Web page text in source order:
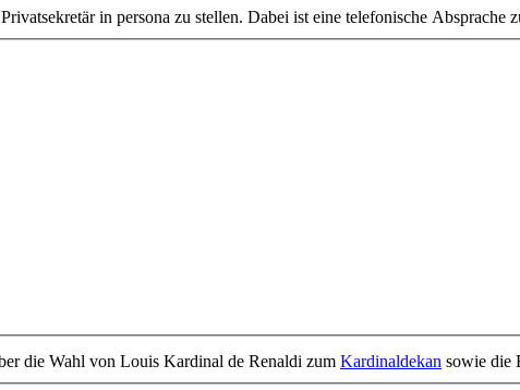
in persona zu stellen. Dabei ist eine telefonische Absprache
die Wahl von Louis Kardinal de Renaldi zum Kardinaldekan sowie die